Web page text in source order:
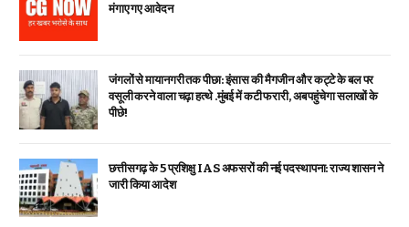
मंगाए गए आवेदन
जंगलों से मायानगरी तक पीछा: इंसास की मैगजीन और कट्टे के बल पर
वसूली करने वाला चढ़ा हत्थे .मुंबई में कटी फरारी, अब पहुंचेगा सलाखों के
पीछे!
छत्तीसगढ़ के 5 प्रशिक्षु IAS अफसरों की नई पदस्थापना: राज्य शासन ने
जारी किया आदेश